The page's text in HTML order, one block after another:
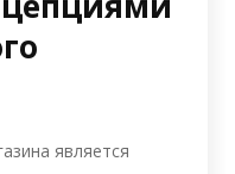
является